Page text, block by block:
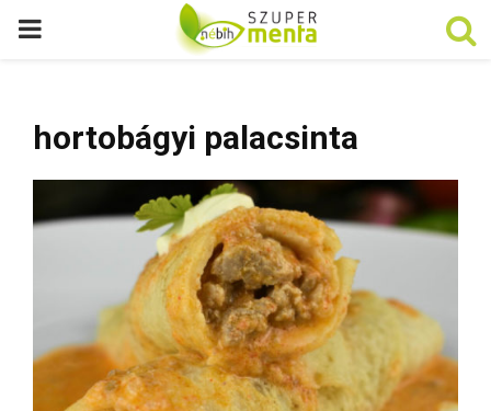
P
hortobágyi palacsinta